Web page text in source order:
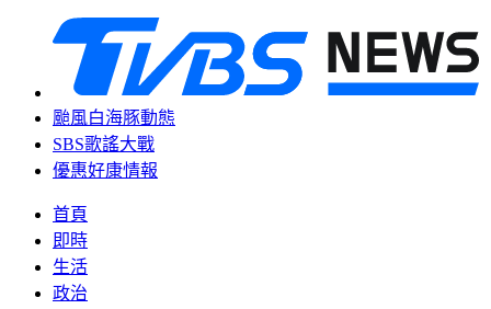
颱風白海豚動態
SBS歌謠大戰
優惠好康情報
首頁
即時
生活
政治